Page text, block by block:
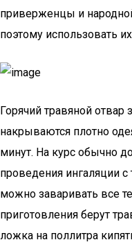
приверженцы и
поэтому использовать
Горячий травяной
накрываются плотно
минут. На курс обычно
проведения ингаляции
можно заваривать все
приготовления берут
ложка на поллитра